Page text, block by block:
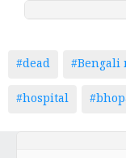
#dead #Bengali
#hospital